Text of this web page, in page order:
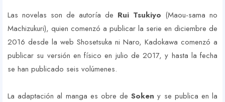
Las novelas son de autoría de Rui Tsukiyo (Maou-sama no
Machizukuri), quien comenzó a publicar la serie en diciembre de
2016 desde la web Shosetsuka ni Naro, Kadokawa comenzó a
publicar su versión en físico en julio de 2017, y hasta la fecha
se han publicado seis volúmenes.
La adaptación al manga es obre deSoken y se publica en la